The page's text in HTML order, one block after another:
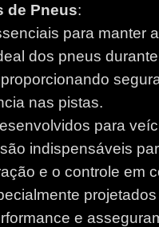
de Pneus:
para manter a
dos pneus
nas pistas.
para
indispensáveis
e o controle em
e